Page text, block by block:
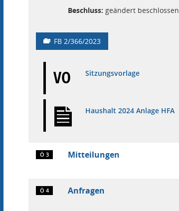
Beschluss: geändert beschlossen
FB 2/366/2023
VO Sitzungsvorlage
Haushalt 2024 Anlage HFA
Ö 3 Mitteilungen
Ö 4 Anfragen